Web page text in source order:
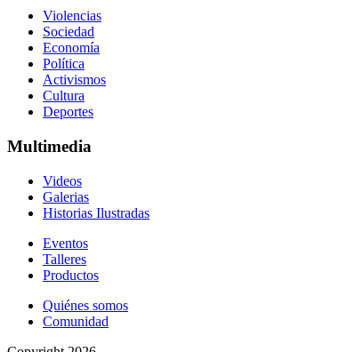
Violencias
Sociedad
Economía
Política
Activismos
Cultura
Deportes
Multimedia
Videos
Galerias
Historias Ilustradas
Eventos
Talleres
Productos
Quiénes somos
Comunidad